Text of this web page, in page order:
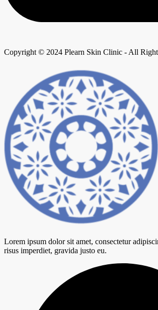
Copyright © 2024 Plearn Skin Clinic - All
Lorem ipsum dolor sit amet, consectetur
risus imperdiet, gravida justo eu.